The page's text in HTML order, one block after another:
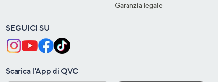
Garanzia legale
SEGUICI SU
Scarica l'App di QVC